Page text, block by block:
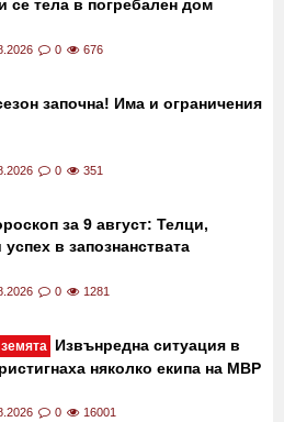
се тела в погребален дом
0 676
започна! Има и ограничения
0 351
за 9 август: Телци,
в запознанствата
0 1281
Извънредна ситуация в
няколко екипа на МВР
0 16001